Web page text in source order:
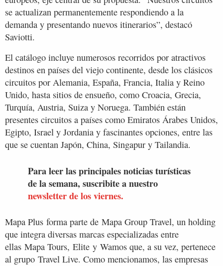
se actualizan permanentemente respondiendo a la
demanda y presentando nuevos itinerarios”, destacó
Saviotti.
El catálogo incluye numerosos recorridos por atractivos
destinos en países del viejo continente, desde los clásicos
circuitos por Alemania, España, Francia, Italia y Reino
Unido, hasta sitios de ensueño, como Croacia, Grecia,
Turquía, Austria, Suiza y Noruega. También están
presentes circuitos a países como Emiratos Árabes Unidos,
Egipto, Israel y Jordania y fascinantes opciones, entre las
que se cuentan Japón, China, Singapur y Tailandia.
Para leer las principales noticias turísticas
de la semana, suscribite a nuestro
newsletter de los viernes.
Mapa Plus forma parte de Mapa Group Travel, un holding
que integra diversas marcas especializadas entre
ellas Mapa Tours, Elite y Wamos que, a su vez, pertenece
al grupo Travel Live. Como mencionamos, las empresas